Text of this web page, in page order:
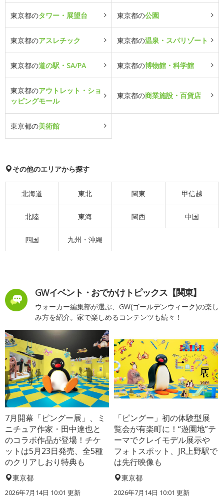
東京都のタワー・展望台 東京都の公園
東京都のアスレチック 東京都の温泉・スパリゾート
東京都の道の駅・SA/PA 東京都の博物館・科学館
東京都のアウトレット・ショ
ッピングモール
東京都の商業施設・百貨店
東京都の美術館
その他のエリアから探す
北海道 東北 関東 甲信越
北陸 東海 関西 中国
四国 九州・沖縄
GWイベント・おでかけトピックス【関東】
ウォーカー編集部が選ぶ、GW(ゴールデンウィーク)の楽し
み方を紹介。家で楽しめるコンテンツも続々！
7月開幕「ピングー展」、ミ
ニチュア作家・田中達也と
のコラボ作品が登場！チケ
ットは5月23日発売、全5種
のクリアしおり特典も
東京都
2026年7月14日 10:01 更新
「ピングー」初の体験型展
覧会が有楽町に！“遊園地”テ
ーマでクレイモデル展示や
フォトスポット、JR上野駅で
は先行映像も
東京都
2026年7月14日 10:01 更新